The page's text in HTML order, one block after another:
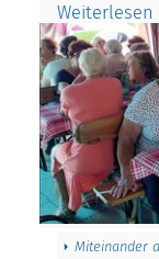
Weiterlesen
Miteinander